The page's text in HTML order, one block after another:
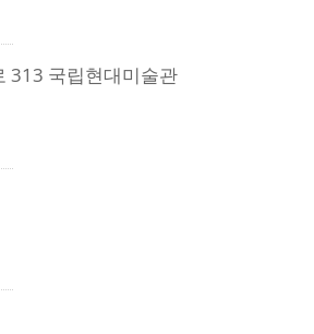
313 국립현대미술관